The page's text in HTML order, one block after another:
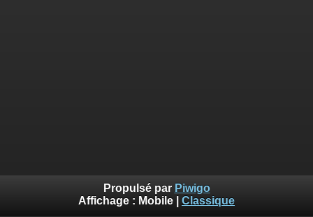
Propulsé par Piwigo
Affichage : Mobile Classique